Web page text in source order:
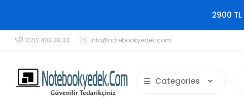
2900
0212 433 38 33 info@notebookyedek.com
Categories